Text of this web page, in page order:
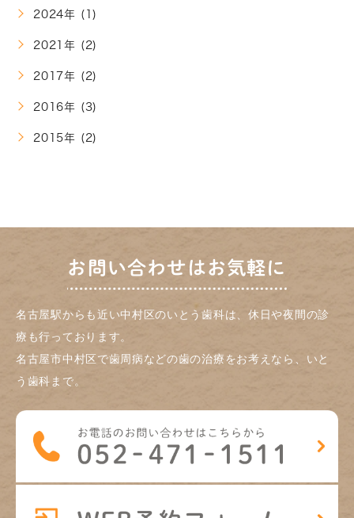
2024年 (1)
2021年 (2)
2017年 (2)
2016年 (3)
2015年 (2)
お問い合わせはお気軽に
名古屋駅からも近い中村区のいとう歯科は、休日や夜間の診
療も行っております。
名古屋市中村区で歯周病などの歯の治療をお考えなら、いと
う歯科まで。